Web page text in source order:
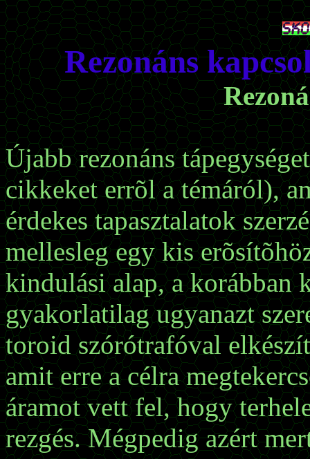
Rezonáns
Újabb rezonáns
cikkeket errõl a témáról),
érdekes tapasztalatok
mellesleg egy kis
kindulási alap, a korábban
gyakorlatilag ugyanazt
toroid szórótrafóval
amit erre a célra
áramot vett fel, hogy
rezgés. Mégpedig azért